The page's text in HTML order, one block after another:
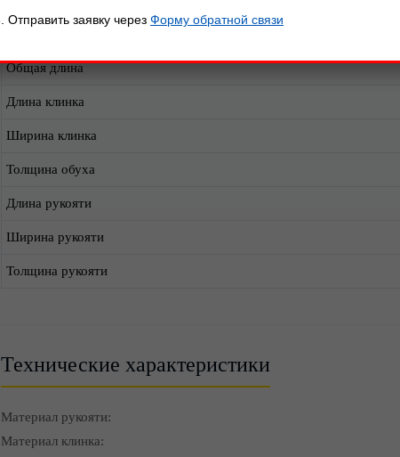
Общая длина
Длина клинка
Ширина клинка
Толщина обуха
Длина рукояти
Ширина рукояти
Толщина рукояти
Технические характеристики
Материал рукояти:
Материал клинка:
Отправить заявку через Форму обратной связи